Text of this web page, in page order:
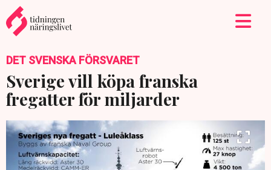
DET SVENSKA FÖRSVARET
Sverige vill köpa franska
fregatter för miljarder